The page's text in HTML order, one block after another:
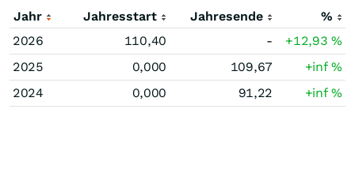
Jahr Jahresstart Jahresende
%
2026
110,40 - +12,93%
2025
0,000 109,67 +inf%
2024
0,000 91,22 +inf%